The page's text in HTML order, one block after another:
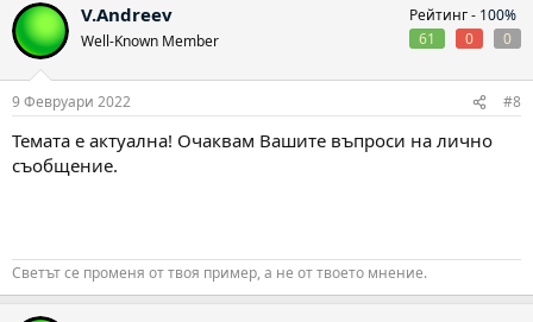
V.Andreev
Well-Known Member
Рейтинг - 100%
61
0 0
9 Февруари 2022 #8
Темата е актуална! Очаквам Вашите въпроси на лично
съобщение.
Светът се променя от твоя пример, а не от твоето мнение.